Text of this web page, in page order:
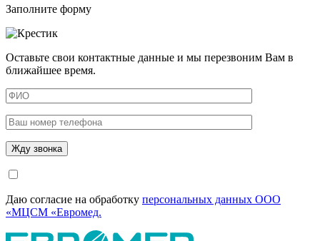
Заполните форму
Оставьте свои контактные данные и мы перезвоним Вам в
ближайшее время.
Даю согласие на обработку персональных данных ООО
«МЦСМ «Евромед.